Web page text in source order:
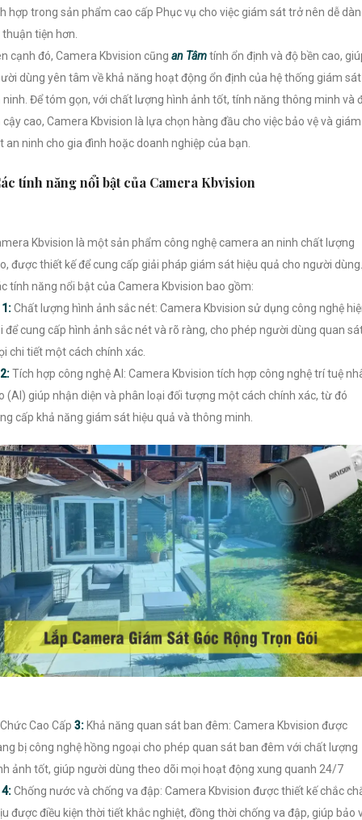
hợp trong sản phẩm cao cấp Phục vụ cho việc giám sát trở nên dễ
thuận tiện hơn.
cạnh đó, Camera Kbvision cũng an Tâmtính ổn định và độ bền cao,
dùng yên tâm về khả năng hoạt động ổn định của hệ thống giám sát
ninh. Để tóm gọn, với chất lượng hình ảnh tốt, tính năng thông minh và
cậy cao, Camera Kbvision là lựa chọn hàng đầu cho việc bảo vệ và giám
an ninh cho gia đình hoặc doanh nghiệp của bạn.
tính năng nổi bật của Camera Kbvision
Kbvision là một sản phẩm công nghệ camera an ninh chất lượng
được thiết kế để cung cấp giải pháp giám sát hiệu quả cho người dùng.
tính năng nổi bật của Camera Kbvision bao gồm:
1:Chất lượng hình ảnh sắc nét: Camera Kbvision sử dụng công nghệ
để cung cấp hình ảnh sắc nét và rõ ràng, cho phép người dùng quan
chi tiết một cách chính xác.
2:Tích hợp công nghệ AI: Camera Kbvision tích hợp công nghệ trí tuệ
(AI) giúp nhận diện và phân loại đối tượng một cách chính xác, từ đó
cấp khả năng giám sát hiệu quả và thông minh.
Cao Cấp 3:Khả năng quan sát ban đêm: Camera Kbvision được
bị công nghệ hồng ngoại cho phép quan sát ban đêm với chất lượng
ảnh tốt, giúp người dùng theo dõi mọi hoạt động xung quanh 24/7
4:Chống nước và chống va đập: Camera Kbvision được thiết kế chắc
được điều kiện thời tiết khắc nghiệt, đồng thời chống va đập, giúp bảo